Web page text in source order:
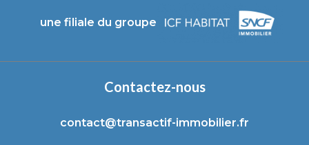
une filiale du groupe
Contactez-nous
contact@transactif-immobilier.fr